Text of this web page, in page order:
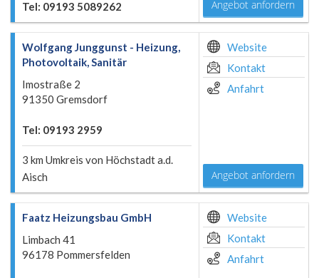
Tel: 09193 5089262 Angebot anfordern
Wolfgang Junggunst - Heizung,
Photovoltaik, Sanitär
Imostraße 2
91350 Gremsdorf
Tel: 09193 2959
3 km Umkreis von Höchstadt a.d.
Aisch
Website
Kontakt
Anfahrt
Angebot anfordern
Faatz Heizungsbau GmbH
Limbach 41
96178 Pommersfelden
Website
Kontakt
Anfahrt